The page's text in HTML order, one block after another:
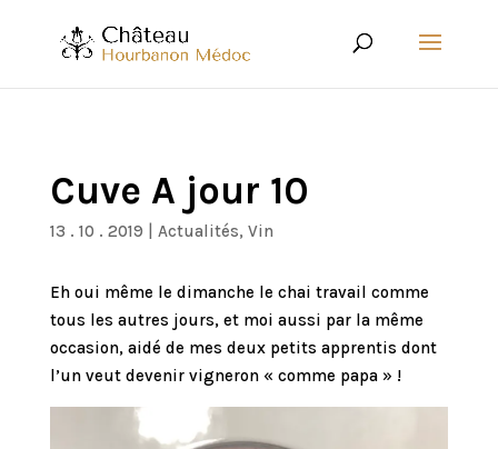
Cuve A jour 10
13 . 10 . 2019 Actualités, Vin
Eh oui même le dimanche le chai travail comme
tous les autres jours, et moi aussi par la même
occasion, aidé de mes deux petits apprentis dont
l’un veut devenir vigneron « comme papa » !